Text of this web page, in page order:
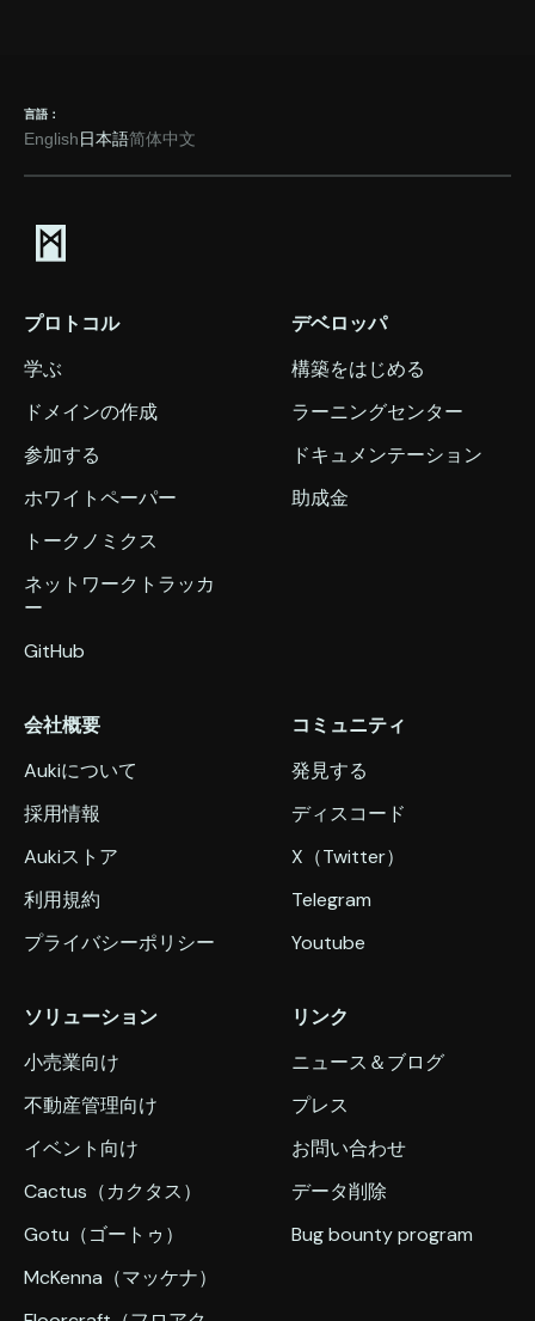
言語：
English日本語简体中文
プロトコル
学ぶ
ドメインの作成
参加する
ホワイトペーパー
トークノミクス
ネットワークトラッカ
ー
GitHub
デベロッパ
構築をはじめる
ラーニングセンター
ドキュメンテーション
助成金
ソリューション
小売業向け
不動産管理向け
イベント向け
Cactus（カクタス）
Gotu（ゴートゥ）
McKenna（マッケナ）
会社概要
Aukiについて
採用情報
Aukiストア
利用規約
プライバシーポリシー
リンク
ニュース＆ブログ
プレス
お問い合わせ
データ削除
Bug bounty program
コミュニティ
発見する
ディスコード
X（Twitter）
Telegram
Youtube